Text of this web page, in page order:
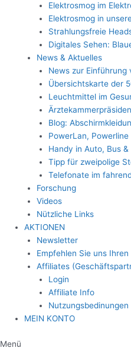
Elektrosmog im
Elektrosmog in
Strahlungsfreie
Digitales Sehen:
News & Aktuelles
News zur Einführung
Übersichtskarte der
Leuchtmittel im
Blog:
PowerLan,
Handy in Auto, Bus &
Tipp für zweipolige
Telefonate im
Forschung
Videos
Nützliche Links
AKTIONEN
Newsletter
Empfehlen Sie uns Ihren
Affiliates
Login
Affiliate Info
Nutzungsbedinungen
MEIN KONTO
Menü